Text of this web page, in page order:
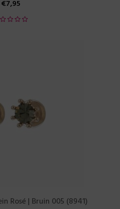
€7,95
Rosé | Bruin 005 (8941)